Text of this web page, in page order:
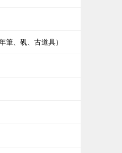
筆、硯、古道具）